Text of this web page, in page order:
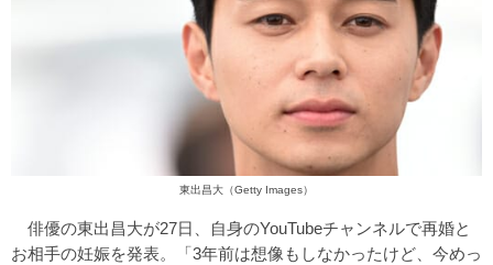
東出昌大（Getty Images）
俳優の東出昌大が27日、自身のYouTubeチャンネルで再婚と
お相手の妊娠を発表。「3年前は想像もしなかったけど、今めっ